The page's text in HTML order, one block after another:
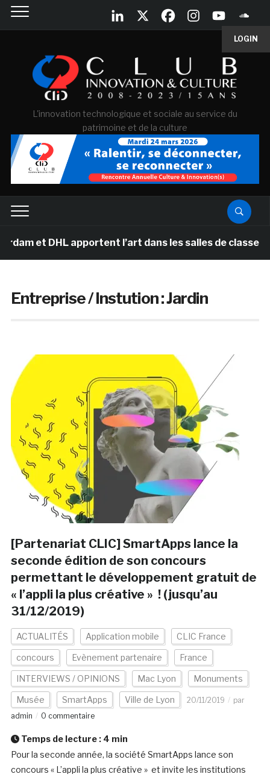
LOGIN
L'innovation technologique et sociale au service du
patrimoine et de la culture
apportent l’art dans les salles de classe des
Entreprise / Instution :Jardin
[Partenariat CLIC] SmartApps lance la
seconde édition de son concours
permettant le développement gratuit de
« l’appli la plus créative » ! (jusqu’au
31/12/2019)
ACTUALITÉS Application mobile CLIC France
concours Evènement partenaire France
INTERVIEWS / OPINIONS Mac Lyon Monuments
Musée SmartApps Ville de Lyon 20/11/2019
par
admin
0 commentaire
Temps de lecture : 4 min
Pour la seconde année, la société SmartApps lance son
concours « L’appli la plus créative » et invite les institutions